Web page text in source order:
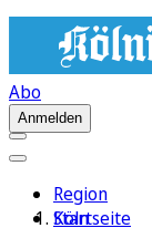
Abo
Anmelden
Region
Köln
Startseite